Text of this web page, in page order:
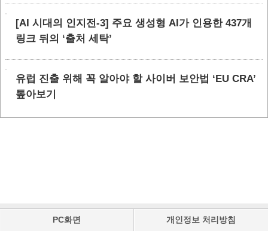
[AI 시대의 인지전-3] 주요 생성형 AI가 인용한 437개
링크 뒤의 ‘출처 세탁’
유럽 진출 위해 꼭 알아야 할 사이버 보안법 ‘EU CRA’
톺아보기
PC화면 개인정보 처리방침